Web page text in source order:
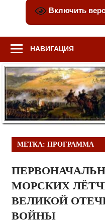
Включить
НАВИГАЦИЯ
МЕТКА: ПРОГРАММА
МОРСКИХ
ВЕЛИКОЙ
ВОЙНЫ